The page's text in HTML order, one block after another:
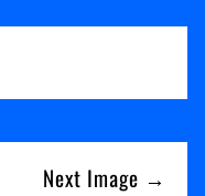
Next Image →